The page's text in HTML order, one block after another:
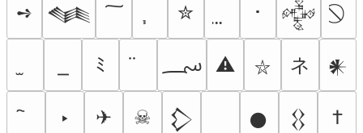
➺ 𒈝 ✮ ･ 𒅒
ﾐ ؄ ⚠ ⛥ ネ 𒀭
‣ ✈ ☠ 𒁷 𒊹 𒌐 †